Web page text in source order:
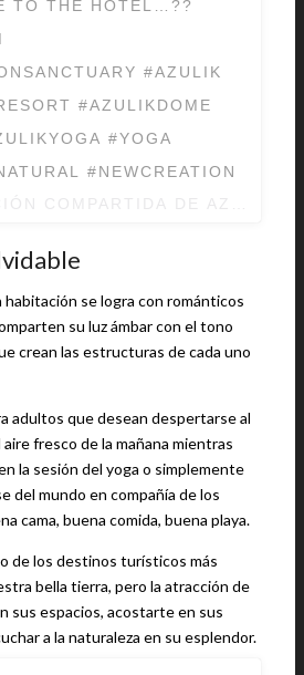
TO THE HOTEL…??
#AZULIK
#AZULIKDOME
#YOGA
#NEWCREATION
habitación se logra con románticos
su luz ámbar con el tono
crean las estructuras de cada uno
adultos que desean despertarse al
fresco de la mañana mientras
la sesión del yoga o simplemente
del mundo en compañía de los
cama, buena comida, buena playa.
de los destinos turísticos más
bella tierra, pero la atracción de
sus espacios, acostarte en sus
a la naturaleza en su esplendor.